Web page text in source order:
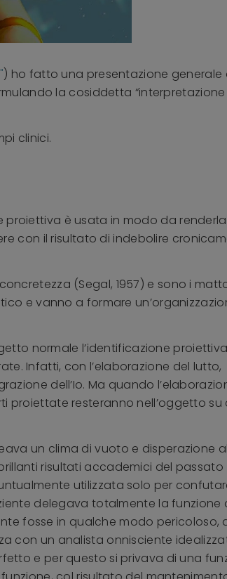
) ho fatto una presentazione
la cosiddetta
clinici.
è usata in modo da renderla
con il risultato di indebolire
(Segal, 1957) e sono i
e vanno a formare
normale l’identificazione
Infatti, con l’elaborazione del lutto,
dell’Io. Ma quando
proiettate resteranno nell’oggetto
un clima di vuoto e disperazione
risultati accademici del passato
utilizzata solo per
delegava totalmente la funzione
fosse in qualche modo pericoloso,
con un analista onnisciente
e per questo si privava di una